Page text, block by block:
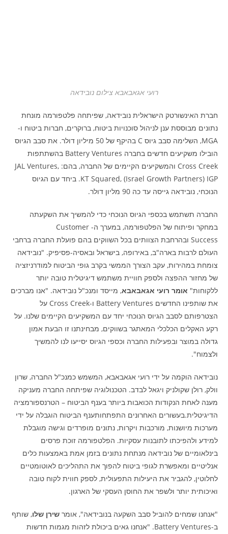
רועי אגאבאבא צילום נובידאה
חברת האינשורטק הישראלית נובידאה, שפיתחה פלטפורמה מונחת
נתונים מבוססת ענן לניהול סוכנויות ביטוח, ברוקרים, חברות ביטוח ו-
MGA, השלימה סבב גיוס C בהיקף של 50 מיליון דולר. את סבב הגיוס
הובילו משקיעים חדשים בחברה Battery Ventures בהשתתפות
Cross Creek והמשקיעים הקיימים של החברה, בהם: JAL Ventures,
KT Squared, (Israel Growth Partners) IGP. ביחד עם הגיוס
הנוכחי, נובידאה גייסה עד כה 90 מליון דולר.
החברה תשתמש בכספי הגיוס הנוכחי כדי להמשיך את השקעתה
במחקר ופיתוח של הפלטפורמה, במערך ה- Customer
Success ובהרחבת הצוותים בכל השווקים בהם פועלת החברה ברחבי
העולם לרבות בארה"ב, באירופה, בישראל ובאסיה-פסיפיק. "נובידאה
צומחת במהירות, עקב הצורך הממשי בקרב גופי הביטוח למודרניזציה
של מחזור ההפצה ולספק חוויית משתמש דיגיטלית טובה יותר
ללקוחות" אומר רועי אגאבאבא, מייסד ומנכ"ל נובידאה. "אנו מברכים
את שותפינו החדשים Battery Ventures ו-Cross Creek על
הצטרפותם לסבב הגיוס הנוכחי יחד עם המשקיעים הקיימים שלנו. על
רקע האקלים הכלכלי המאתגר בשווקים, מבחינתנו זו הבעת אמון
גדולה במוצר ובפעילות החברה וכספי הגיוס יסייעו לנו להמשיך
ולצמוח".
נובידאה הוקמה על ידי רועי אגאבאבא, המשמש כמנכ"ל החברה, שרון
וולק, רולן שקולניק ויגאל לבדב. הטכנולוגיה שפיתחה החברה מעניקה
מענה לאחת הנקודות הכואבות ביותר בענף הביטוח – הטרנספורמציה
הדיגיטלית.בעשורים האחרונים התפתחותענף הביטוח הוגבלה על ידי
מערכות מיושנות, מורכבות ויקרות, נתונים מופרדים וגישה מוגבלת
למידע ולהפיכתו לתובנות עסקיות. הפלטפורמה זוכת פרסים
בינלאומיים של נובידאה מנתחת נתונים בזמן אמת באמצעות כלים
אנליטיים ומאפשרת לגופי ביטוח להפוך את התהליכים לאוטומטיים
לחלוטין, להגביר את היעילות התפעולית, לספק חווית לקוח טובה
ואיכותית יותר ולשפר את החוסן העסקי של הארגון.
"אנחנו שמחים להוביל סבב השקעה בנובידאה", אומר שירן שלו, שותף
ב-Battery Ventures. "אנחנו גאים ביכולת לזהות מגמות חדשות